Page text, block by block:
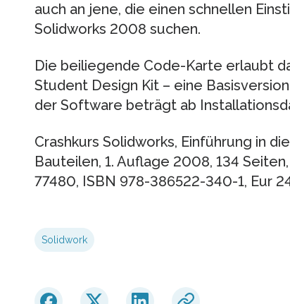
auch an jene, die einen schnellen
Solidworks 2008 suchen.
Die beiliegende Code-Karte erlaubt
Student Design Kit – eine
der Software beträgt ab
Crashkurs Solidworks, Einführung in
Bauteilen, 1. Auflage 2008, 134
77480, ISBN 978-386522-340-1, Eur
Solidwork